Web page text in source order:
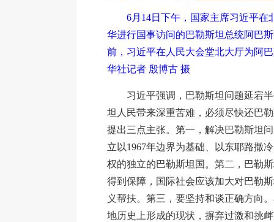
6月14日下午，国家主席习近平在
华进行国事访问的巴勒斯坦总统阿巴
前，习近平在人民大会堂北大厅为阿
华社记者 殷博古 摄
习近平强调，巴勒斯坦问题延宕
坦人民带来深重苦难，必须尽快还巴
提出三点主张。第一，解决巴勒斯坦
立以1967年边界为基础、以东耶路撒
权的独立的巴勒斯坦国。第二，巴勒
得到保障，国际社会应该加大对巴勒
义帮扶。第三，要坚持和谈正确方向
地历史上形成的现状，摒弃过激和挑